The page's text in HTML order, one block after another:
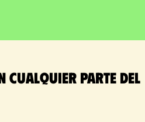
cualquier parte del